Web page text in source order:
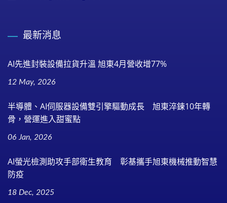
最新消息
AI先進封裝設備拉貨升溫 旭東4月營收增77%
12 May, 2026
半導體、AI伺服器設備雙引擎驅動成長 旭東淬鍊10年轉
骨，營運進入甜蜜點
06 Jan, 2026
AI螢光檢測助攻手部衛生教育 彰基攜手旭東機械推動智慧
防疫
18 Dec, 2025